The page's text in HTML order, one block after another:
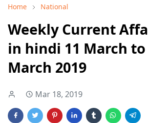
Home National
Weekly Current
in hindi 11 March to
March 2019
Mar 18, 2019